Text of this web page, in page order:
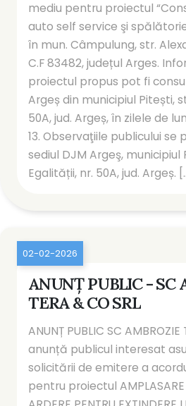
mediu pentru proiectul
auto self service şi
în mun. Câmpulung, str.
C.F 83482, județul Arges.
proiectul propus pot fi
Argeș din municipiul Pitești,
50A, jud. Argeș, în zilele de
13. Observaţiile publicului se
sediul DJM Argeş, municipiul
Egalității, nr. 50A, jud. Argeș.
02-02-2026
ANUNȚ PUBLIC - SC
TERA & CO SRL
ANUNȚ PUBLIC SC AMBROZIE
anunță publicul interesat
solicitării de emitere a
pentru proiectul AMPLASARE